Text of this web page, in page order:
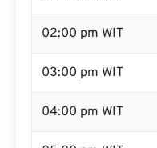
02:00 pm WIT
03:00 pm WIT
04:00 pm WIT